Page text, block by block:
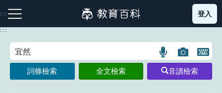
到
主
:::
注音索引圖示 筆畫索引圖示 部首索引表圖示
登入
:::
語
言
搜
圖
片
搜
開
鍵
詞條檢索 全文檢索 音讀檢索